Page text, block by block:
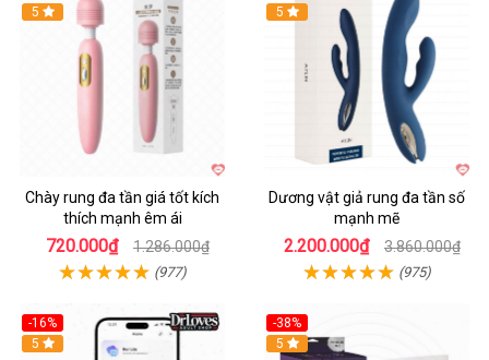
Hot
5
Chày rung đa tần giá tốt kích
thích mạnh êm ái
720.000₫ 1.286.000₫
(977)
Hot
5
Dương vật giả rung đa tần số
mạnh mẽ
2.200.000₫ 3.860.000₫
(975)
-16%
Hot
5
-38%
Hot
5